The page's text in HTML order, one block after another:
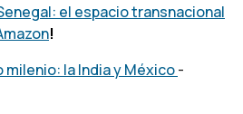
el espacio transnacional
!
milenio: la India y México-